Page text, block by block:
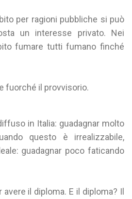
per ragioni pubbliche si può
un interesse privato. Nei
fumare tutti fumano finché
fuorché il provvisorio.
in Italia: guadagnar molto
questo è irrealizzabile,
guadagnar poco faticando
il diploma. E il diploma? Il